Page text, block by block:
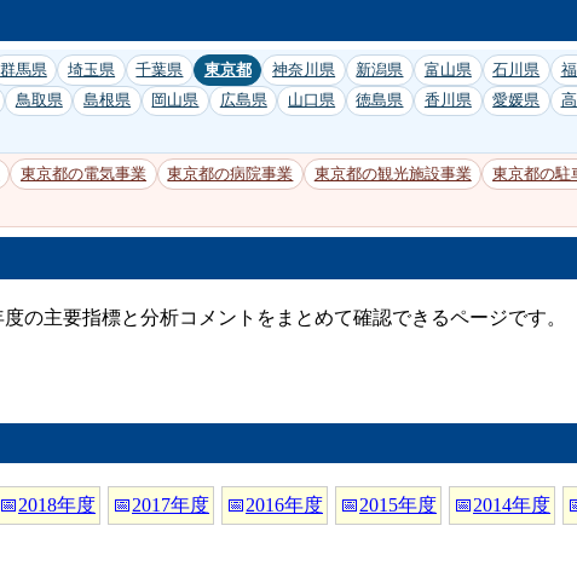
群馬県 埼玉県 千葉県 東京都 神奈川県 新潟県 富山県 石川県
鳥取県 島根県 岡山県 広島県 山口県 徳島県 香川県 愛媛県
東京都の電気事業 東京都の病院事業 東京都の観光施設事業
東京都の駐
の主要指標と分析コメントをまとめて確認できるページです。
📅2018年度 📅2017年度 📅2016年度 📅2015年度 📅2014年度